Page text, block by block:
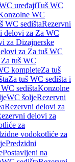
uređajiTuš WC
WC
WC sedištaRezervni
delovi za Za WC
za Dizajnerske
za Za tuš WC
tuš WC
kompleteZa tuš
Za tuš WC sedišta i
sedištaKonzolne
WC šoljeRezervni
Rezervni delovi za
delovi za
za
vodokotliće za
Predzidni
Postavljeni na